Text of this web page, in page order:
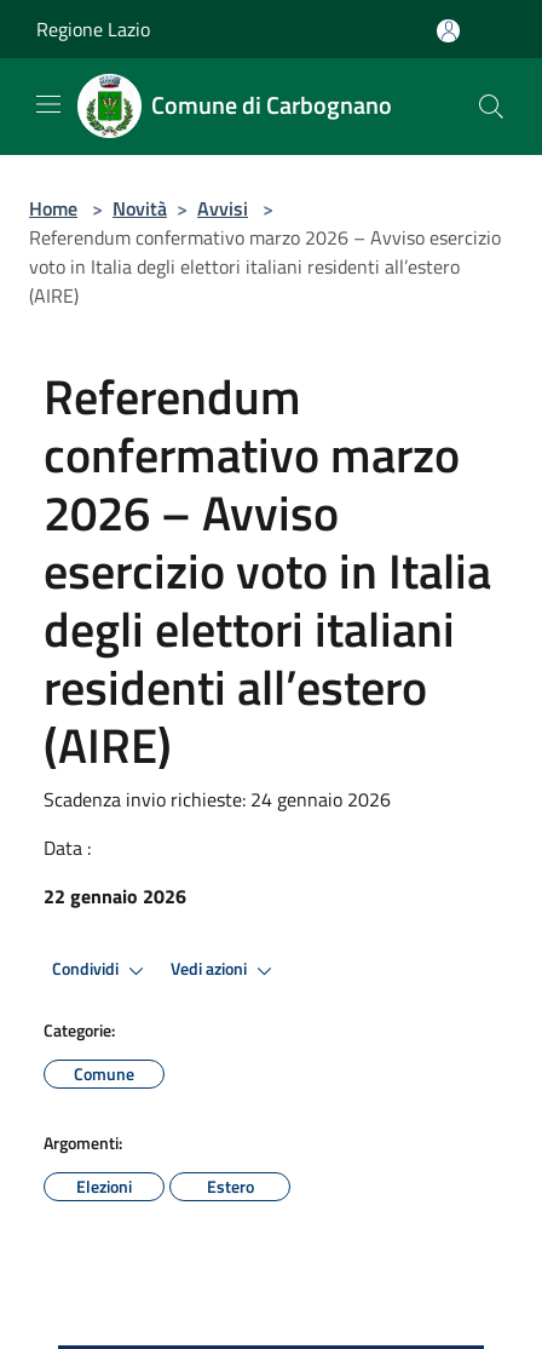
Regione Lazio
Comune di Carbognano
Home > Novità > Avvisi >
Referendum confermativo marzo 2026 – Avviso esercizio
voto in Italia degli elettori italiani residenti all’estero
(AIRE)
Referendum
confermativo marzo
2026 – Avviso
esercizio voto in Italia
degli elettori italiani
residenti all’estero
(AIRE)
Scadenza invio richieste: 24 gennaio 2026
Data :
22 gennaio 2026
Condividi Vedi azioni
Categorie:
Comune
Argomenti:
Elezioni
Estero